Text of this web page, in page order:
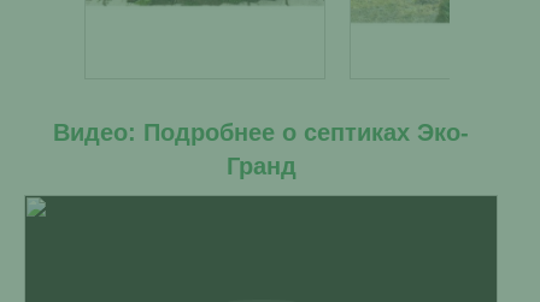
Видео: Подробнее о септиках Эко-
Гранд